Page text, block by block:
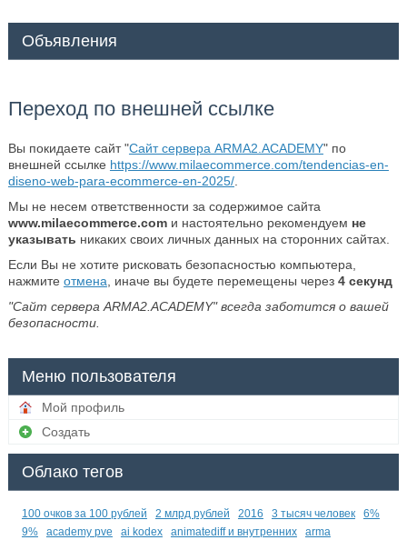
Объявления
Переход по внешней ссылке
Вы покидаете сайт "Сайт сервера ARMA2.ACADEMY" по
внешней ссылке https://www.milaecommerce.com/tendencias-en-
diseno-web-para-ecommerce-en-2025/.
Мы не несем ответственности за содержимое сайта
www.milaecommerce.comи настоятельно рекомендуем не
указывать никаких своих личных данных на сторонних сайтах.
Если Вы не хотите рисковать безопасностью компьютера,
нажмите отмена , иначе вы будете перемещены через 4секунд
"Сайт сервера ARMA2.ACADEMY" всегда заботится о вашей
безопасности.
Меню пользователя
Мой профиль
Создать
Облако тегов
100 очков за 100 рублей 2 млрд рублей 2016 3 тысяч человек
6%
9%
academy pve ai kodex animatediff и внутренних arma